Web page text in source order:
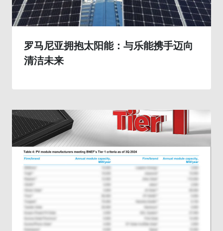
罗马尼亚拥抱太阳能：与乐能携手迈向
清洁未来